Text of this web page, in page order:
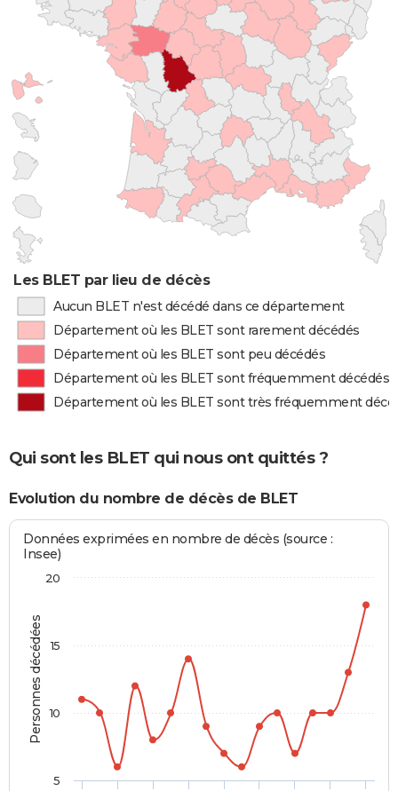
Les BLET par lieu de décès
Aucun BLET n'est décédé dans ce département
Département où les BLET sont rarement décédés
Département où les BLET sont peu décédés
Département où les BLET sont fréquemment décédés
Département où les BLET sont très fréquemment
Qui sont les BLET qui nous ont quittés ?
Evolution du nombre de décès de BLET
Personnes décédées
Données exprimées en nombre de décès (source :
Insee)
5
10
15
20